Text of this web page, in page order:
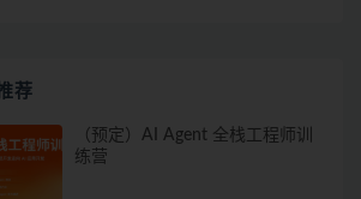
荐
（预定）AI Agent 全栈工程师训
练营